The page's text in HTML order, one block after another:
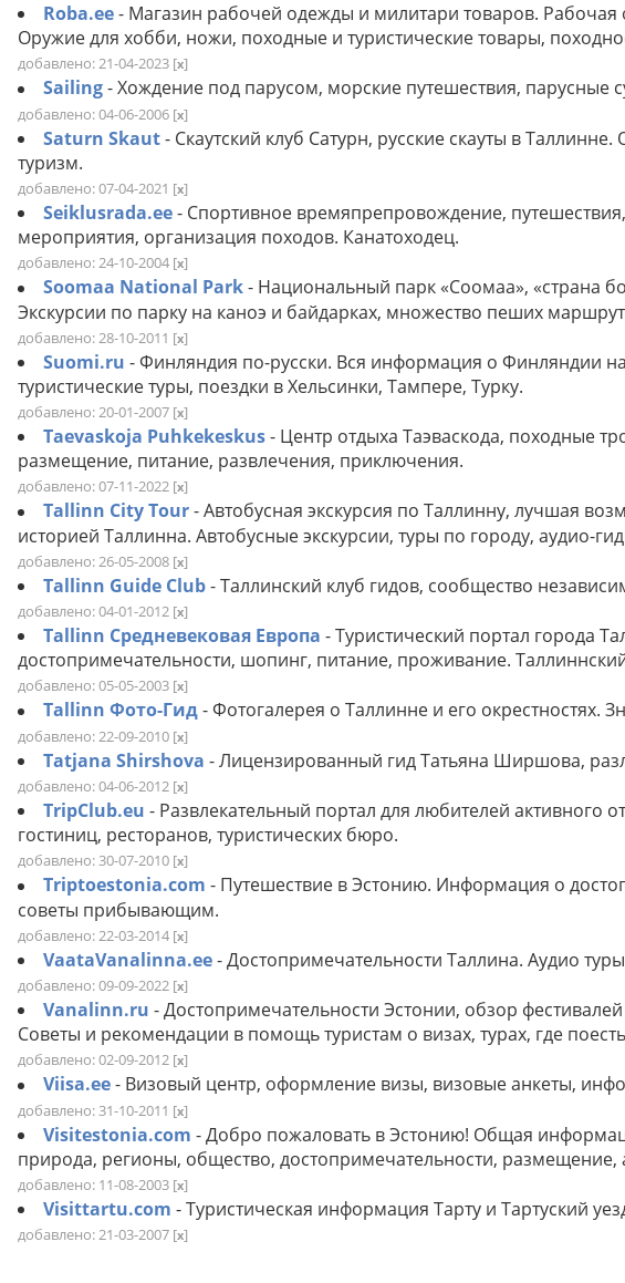
Roba.ee- Магазин рабочей одежды и милитари товаров.
Оружие для хобби, ножи, походные и туристические товары,
добавлено: 21-04-2023 [x]
Sailing- Хождение под парусом, морские путешествия, парусные
добавлено: 04-06-2006 [x]
Saturn Skaut- Скаутский клуб Сатурн, русские скауты в
туризм.
добавлено: 07-04-2021 [x]
Seiklusrada.ee- Спортивное времяпрепровождение,
мероприятия, организация походов. Канатоходец.
добавлено: 24-10-2004 [x]
Soomaa National Park- Национальный парк «Соомаа», «страна
Экскурсии по парку на каноэ и байдарках, множество пеших
добавлено: 28-10-2011 [x]
Suomi.ru - Финляндия по-русски. Вся информация о Финляндии
туристические туры, поездки в Хельсинки, Тампере, Турку.
добавлено: 20-01-2007 [x]
Taevaskoja Puhkekeskus- Центр отдыха Таэваскода, походные
размещение, питание, развлечения, приключения.
добавлено: 07-11-2022 [x]
Tallinn City Tour- Автобусная экскурсия по Таллинну, лучшая
историей Таллинна. Автобусные экскурсии, туры по городу, аудио-гид
добавлено: 26-05-2008 [x]
Tallinn Guide Club- Таллинский клуб гидов, сообщество
добавлено: 04-01-2012 [x]
Tallinn Средневековая Европа - Туристический портал города
достопримечательности, шопинг, питание, проживание.
добавлено: 05-05-2003 [x]
Tallinn Фото-Гид- Фотогалерея о Таллинне и его окрестностях.
добавлено: 22-09-2010 [x]
Tatjana Shirshova - Лицензированный гид Татьяна Ширшова,
добавлено: 04-06-2012 [x]
TripClub.eu - Развлекательный портал для любителей активного
гостиниц, ресторанов, туристических бюро.
добавлено: 30-07-2010 [x]
Triptoestonia.com - Путешествие в Эстонию. Информация о
советы прибывающим.
добавлено: 22-03-2014 [x]
VaataVanalinna.ee- Достопримечательности Таллина. Аудио
добавлено: 09-09-2022 [x]
Vanalinn.ru - Достопримечательности Эстонии, обзор
Советы и рекомендации в помощь туристам о визах, турах, где
добавлено: 02-09-2012 [x]
Viisa.ee- Визовый центр, оформление визы, визовые анкеты,
добавлено: 31-10-2011 [x]
Visitestonia.com - Добро пожаловать в Эстонию! Общая
природа, регионы, общество, достопримечательности, размещение,
добавлено: 11-08-2003 [x]
Visittartu.com - Туристическая информация Тарту и Тартуский
добавлено: 21-03-2007 [x]